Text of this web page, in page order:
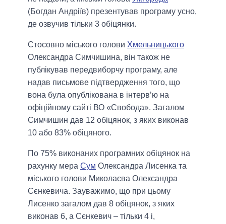
(Богдан Андріїв) презентував програму усно,
де озвучив тільки 3 обіцянки.
Стосовно міського голови Хмельницького
Олександра Симчишина, він також не
публікував передвиборчу програму, але
надав письмове підтвердження того, що
вона була опублікована в інтерв’ю на
офіційному сайті ВО «Свобода». Загалом
Симчишин дав 12 обіцянок, з яких виконав
10 або 83% обіцяного.
По 75% виконаних програмних обіцянок на
рахунку мера Сум Олександра Лисенка та
міського голови Миколаєва Олександра
Сєнкевича. Зауважимо, що при цьому
Лисенко загалом дав 8 обіцянок, з яких
виконав 6, а Сєнкевич – тільки 4 і,